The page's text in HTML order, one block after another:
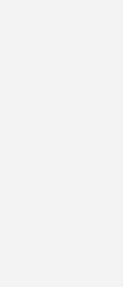
allgemeiner
durch